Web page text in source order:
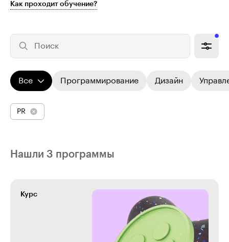
Как проходит обучение?
Поиск
Все Программирование Дизайн
PR
Нашли 3 программы
Курс